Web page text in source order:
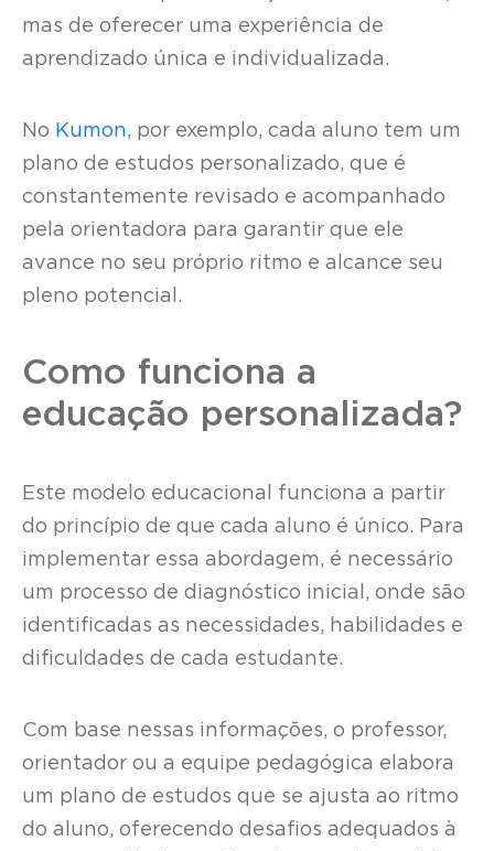
mas de oferecer uma experiência de
aprendizado única e individualizada.
No Kumon, por exemplo, cada aluno tem um
plano de estudos personalizado, que é
constantemente revisado e acompanhado
pela orientadora para garantir que ele
avance no seu próprio ritmo e alcance seu
pleno potencial.
Como funciona a
educação personalizada?
Este modelo educacional funciona a partir
do princípio de que cada aluno é único. Para
implementar essa abordagem, é necessário
um processo de diagnóstico inicial, onde são
identificadas as necessidades, habilidades e
dificuldades de cada estudante.
Com base nessas informações, o professor,
orientador ou a equipe pedagógica elabora
um plano de estudos que se ajusta ao ritmo
do aluno, oferecendo desafios adequados à